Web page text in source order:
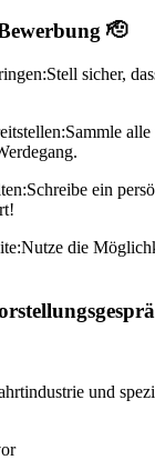
🫡
Stell sicher,
Sammle
Schreibe ein
Nutze die
und